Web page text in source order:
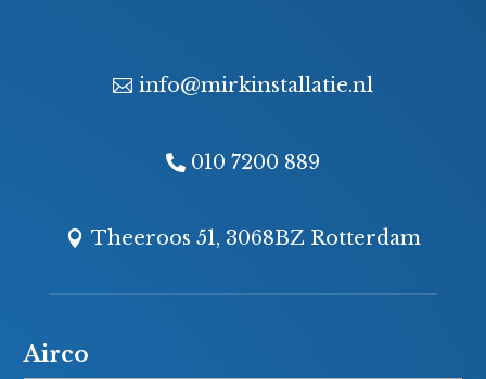
info@mirkinstallatie.nl
010 7200 889
Theeroos 51, 3068BZ Rotterdam
Airco